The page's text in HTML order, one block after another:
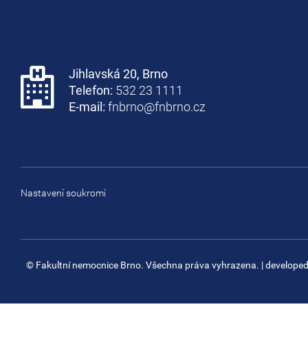
Jihlavská 20, Brno
Telefon: 532 23 1111
E-mail: fnbrno@fnbrno.cz
Nastavení soukromí
© Fakultní nemocnice Brno. Všechna práva vyhrazena. |